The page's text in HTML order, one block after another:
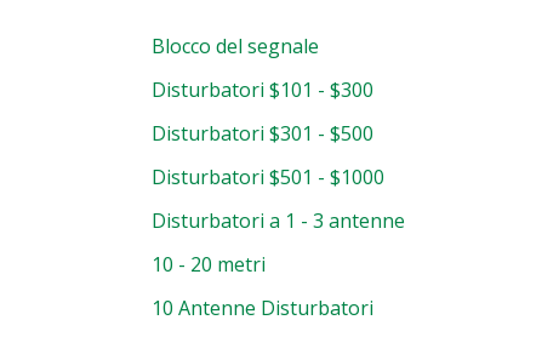
Blocco del segnale
Disturbatori $101 - $300
Disturbatori $301 - $500
Disturbatori $501 - $1000
Disturbatori a 1 - 3 antenne
10 - 20 metri
10 Antenne Disturbatori